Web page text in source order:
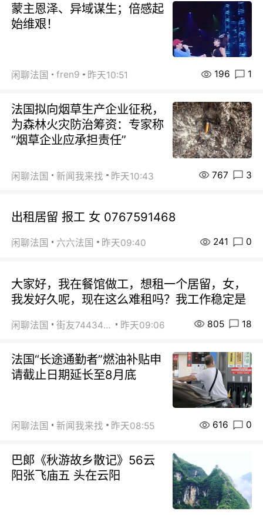
蒙主恩泽、异域谋生；倍感起
始维艰！
闲聊法国 fren9 昨天10:51 196 1
法国拟向烟草生产企业征税，
为森林火灾防治筹资：专家称
“烟草企业应承担责任”
闲聊法国 新闻我来找 昨天10:43 767 3
出租居留 报工 女 0767591468
闲聊法国 六六法国 昨天09:40 241 0
大家好，我在餐馆做工，想租一个居留，女，
我发好久呢，现在这么难租吗？我工作稳定是
闲聊法国 街友74434350 昨天09:06 805 18
法国“长途通勤者”燃油补贴申
请截止日期延长至8月底
闲聊法国 新闻我来找 昨天08:55 616 0
巴郞《秋游故乡散记》56云
阳张飞庙五 头在云阳